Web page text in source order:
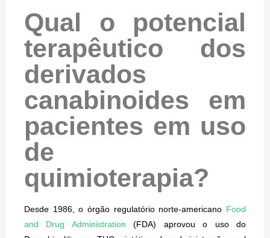
Qual o potencial
terapêutico dos
derivados
canabinoides em
pacientes em uso
de
quimioterapia?
Desde 1986, o órgão regulatório norte-americano Food
and Drug Administration (FDA) aprovou o uso do